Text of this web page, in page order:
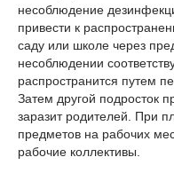
несоблюдение
привести к
саду или школе через
несоблюдении
распространится путем
Затем другой подросток
заразит родителей. При
предметов на рабочих
рабочие коллективы.